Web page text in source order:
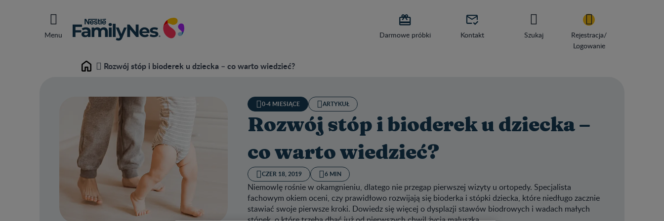
Menu

Darmowe próbki

Kontakt Szukaj
Rejestracja/
Logowanie
Home Rozwój stóp i bioderek u dziecka – co warto wiedzieć?
0-4 MIESIĄCE ARTYKUŁ
Rozwój stóp i bioderek u dziecka –
co warto wiedzieć?
CZER 18, 2019 6 MIN
Niemowlę rośnie w okamgnieniu, dlatego nie przegap pierwszej wizyty u ortopedy. Specjalista
fachowym okiem oceni, czy prawidłowo rozwijają się bioderka i stópki dziecka, które niedługo zacznie
stawiać swoje pierwsze kroki. Dowiedz się więcej o dysplazji stawów biodrowych i wadach małych